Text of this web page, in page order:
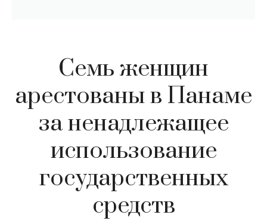
Семь женщин
арестованы в Панаме
за ненадлежащее
использование
государственных
средств